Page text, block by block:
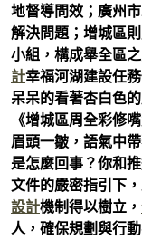
地督導問效；廣州
解決問題；增城區
小組，構成舉全區
計幸福河湖建設任
呆呆的看著杏白色
《增城區周全彩修
眉頭一皺，語氣中
是怎麼回事？你和
文件的嚴密指引下
設計機制得以樹立，
人，確保規劃與行